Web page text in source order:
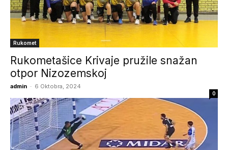
Rukomet
Rukometašice Krivaje pružile snažan
otpor Nizozemskoj
admin - 6 Oktobra, 2024
0